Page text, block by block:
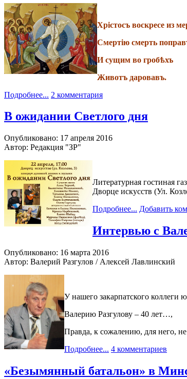
Хрiстосъ воскресе из
Смертiю смерть
И сущим во гробѣхъ
Животъ даровавъ.
Подробнее... 2 комментария
В ожидании Светлого дня
Опубликовано: 17 апреля 2016
Автор: Редакция "ЗР"
Литературная гостиная
Дворце искусств (Ул.
Подробнее... Добавить
Интервью с
Опубликовано: 16 марта 2016
Автор: Валерий Разгулов / Алексей Лавлинский
У нашего закарпатского коллеги
Валерию Разгулову – 40 лет…,
Правда, к сожалению, для него,
Подробнее... 4 комментариев
«Безымянный батальон» в